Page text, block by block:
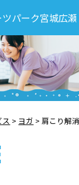
ス > ヨガ >肩こり解
パーク宮城広瀬